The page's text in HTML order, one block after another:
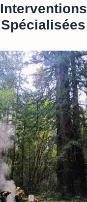
Interventions
Spécialisées